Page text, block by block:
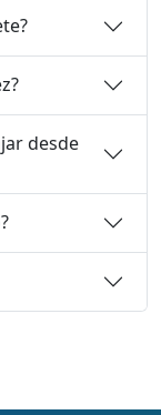
desde